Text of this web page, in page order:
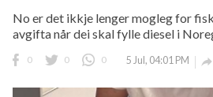
No er det ikkje lenger mogleg for
avgifta når dei skal fylle diesel i
0 0 0 5 Jul, 04:01 PM 